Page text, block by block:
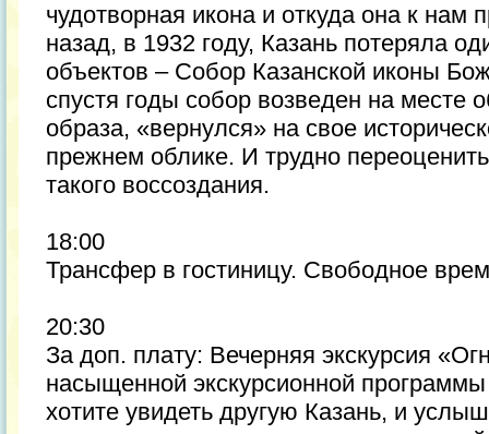
чудотворная икона и откуда она к нам
назад, в 1932 году, Казань потеряла
объектов – Собор Казанской иконы
спустя годы собор возведен на месте
образа, «вернулся» на свое
прежнем облике. И трудно
такого воссоздания.
18:00
Трансфер в гостиницу. Свободное
20:30
За доп. плату: Вечерняя экскурсия
насыщенной экскурсионной
хотите увидеть другую Казань, и